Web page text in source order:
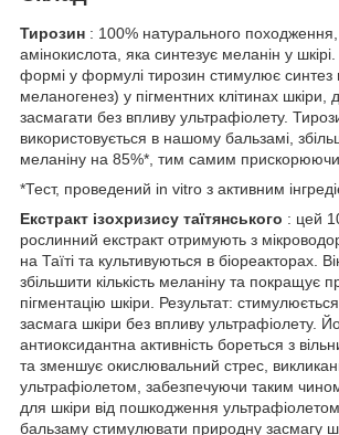
Тирозин : 100% натурального
амінокислота, яка синтезує меланін у шкірі.
формі у формулі тирозин стимулює синтез
меланогенез) у пігментних клітинах шкіри,
засмагати без впливу ультрафіолету.
використовується в нашому бальзамі,
меланіну на 85%*, тим самим прискорюючи
*Тест, проведений in vitro з активним
Екстракт ізохризису таїтянського : цей
рослинний екстракт отримують з
на Таїті та культивуються в біореакторах.
збільшити кількість меланіну та покращує
пігментацію шкіри. Результат:
засмага шкіри без впливу ультрафіолету.
антиоксидантна активність бореться з
та зменшує окислювальний стрес,
ультрафіолетом, забезпечуючи таким
для шкіри від пошкодження
бальзаму стимулювати природну засмагу